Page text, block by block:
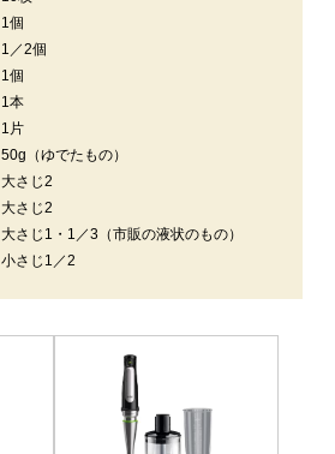
1個
1／2個
1個
1本
1片
50g（ゆでたもの）
大さじ2
大さじ2
大さじ1・1／3（市販の液状のもの）
小さじ1／2